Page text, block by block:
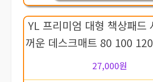
YL 프리미엄 대형 책상패드
꺼운 데스크매트 80 100
27,000원